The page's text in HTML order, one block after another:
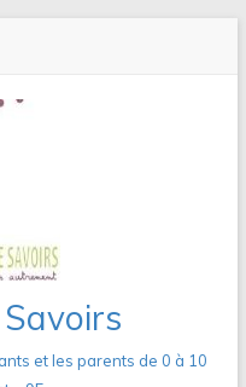
et les parents de 0 à 10